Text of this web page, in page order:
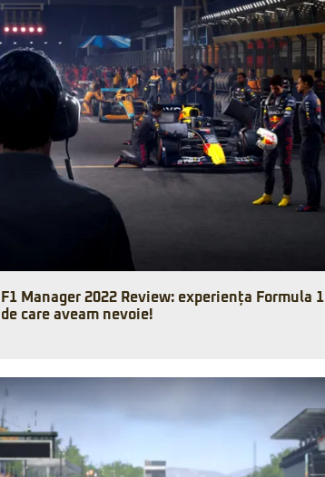
F1 Manager 2022 Review: experiența Formula 1
de care aveam nevoie!